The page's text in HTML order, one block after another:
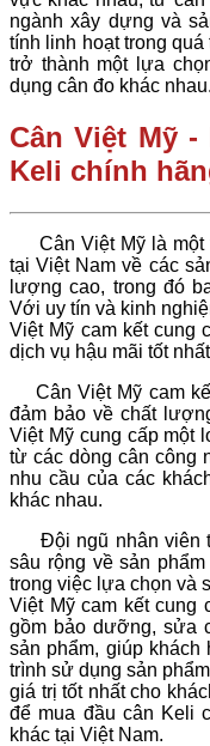
ngành xây dựng và
tính linh hoạt trong
trở thành một lựa
dụng cân đo khác nhau.
Cân Việt Mỹ
Keli chính
Cân Việt Mỹ là
tại Việt Nam về các
lượng cao, trong đó
Với uy tín và kinh
Việt Mỹ cam kết cung
dịch vụ hậu mãi tốt
Cân Việt Mỹ cam
đảm bảo về chất
Việt Mỹ cung cấp một
từ các dòng cân công
nhu cầu của các
khác nhau.
Đội ngũ nhân viên
sâu rộng về sản
trong việc lựa chọn và
Việt Mỹ cam kết cung
gồm bảo dưỡng, sửa
sản phẩm, giúp
trình sử dụng sản
giá trị tốt nhất cho
để mua đầu cân Keli
khác tại Việt Nam.